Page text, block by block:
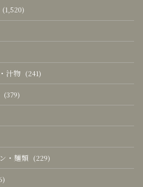
(1,520)
汁物 (241)
(379)
・麺類 (229)